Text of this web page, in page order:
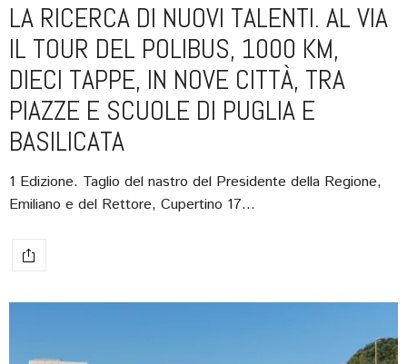
LA RICERCA DI NUOVI TALENTI. AL VIA
IL TOUR DEL POLIBUS, 1000 KM,
DIECI TAPPE, IN NOVE CITTÀ, TRA
PIAZZE E SCUOLE DI PUGLIA E
BASILICATA
1 Edizione. Taglio del nastro del Presidente della Regione,
Emiliano e del Rettore, Cupertino 17…